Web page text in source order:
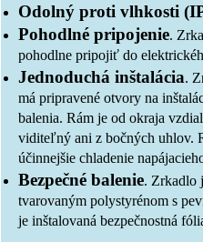
Odolný proti vlhkosti
Pohodlné pripojenie.
pohodlne pripojiť do
Jednoduchá inštalácia.
má pripravené otvory na
balenia. Rám je od okraja
viditeľný ani z bočných uhlov.
účinnejšie chladenie
Bezpečné balenie. Zrkadlo
tvarovaným polystyrénom s
je inštalovaná bezpečnostná